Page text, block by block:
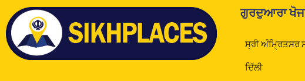
ਗੁਰਦੁਆਰਾ ਖੋਜ
ਸ੍ਰੀ ਅੰਮ੍ਰਿਤਸਰ
ਦਿੱਲੀ